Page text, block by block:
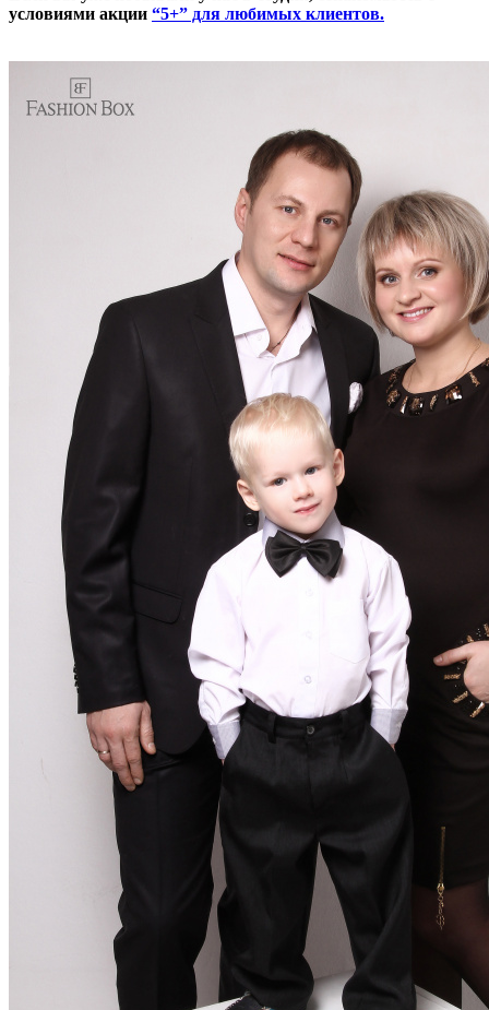
условиями акции “5+” для любимых клиентов.